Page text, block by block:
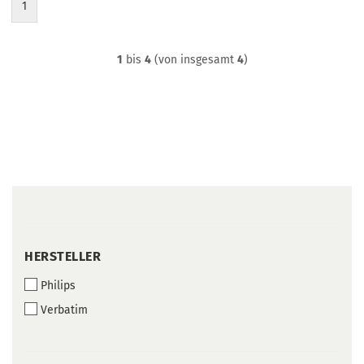
1
1 bis 4(von insgesamt 4)
HERSTELLER
HERSTELLER
Philips
Verbatim